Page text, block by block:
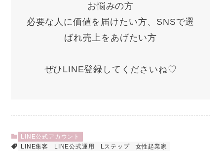
お悩みの方
必要な人に価値を届けたい方、SNSで選
ばれ売上をあげたい方
ぜひLINE登録してくださいね♡
LINE公式アカウント
LINE集客
LINE公式運用 Lステップ
女性起業家